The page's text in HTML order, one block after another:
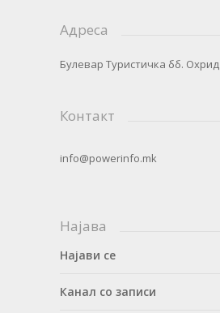
Адреса
Булевар Туристичка бб. Охрид
Контакт
info@powerinfo.mk
Најава
Најави се
Канал со записи